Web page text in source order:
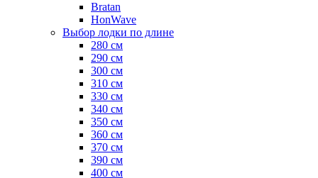
Bratan
HonWave
Выбор лодки по длине
280 см
290 см
300 см
310 см
330 см
340 см
350 см
360 см
370 см
390 см
400 см